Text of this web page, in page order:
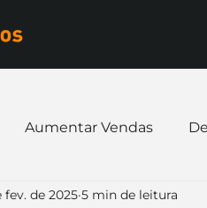
Aumentar Vendas
marketing Expandir
fev. de 2025 5 min de leitura